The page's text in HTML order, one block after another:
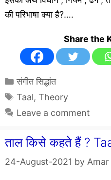
की परिभाषा क्या है?….
Share the
Categories
संगीत सिद्धांत
Tags
Taal, Theory
Leave a comment
ताल किसे कहते हैं ?
24-August-2021 by